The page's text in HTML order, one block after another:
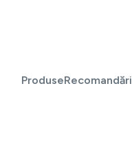
ProduseRecomandări